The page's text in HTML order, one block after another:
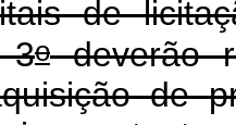
de
3odeverão
de